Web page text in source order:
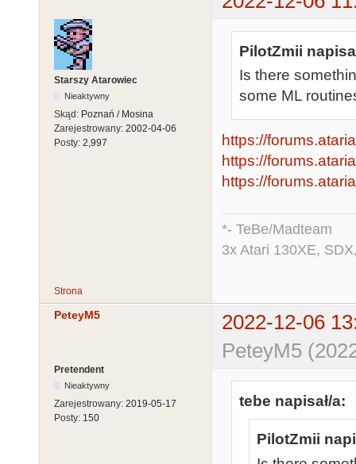
Starszy Atarowiec
Nieaktywny
Skąd: Poznań / Mosina
Zarejestrowany: 2002-04-06
Posty: 2,997
PilotZmii
Is there
some ML
https://
https://
https://
*- TeBe/Madteam
3x Atari 130XE,
Strona
PeteyM5
2022-12-06
PeteyM5
Pretendent
Nieaktywny
Zarejestrowany: 2019-05-17
Posty: 150
tebe napisał/a:
PilotZmii